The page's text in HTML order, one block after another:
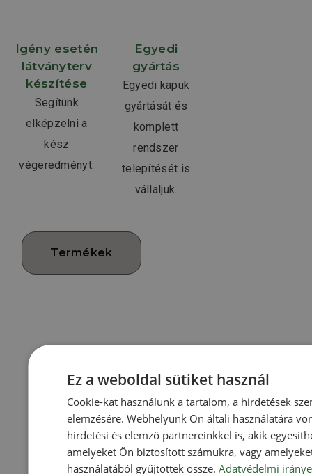
Igény esetén
látványterv
készítése
Segítünk
elképzelni a
kész
végeredményt.
Egyedi
gyártás
Egyedi kapuk
gyártását és
komplett
rendszer
telepítését is
vállaljuk.
Termékek
Kérjen díjmentes
szaktanácsadást
Ez a weboldal sütiket használ
Cookie-kat használunk a tartalom, a hirdetések
elemzésére. Webhelyünk Ön általi használatára
hirdetési és elemző partnereinkkel is, akik
amelyeket Ön biztosított számukra, vagy
használatából gyűjtöttek össze. Adatvédelmi